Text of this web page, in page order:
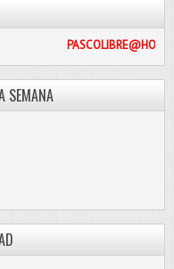
SEMANA